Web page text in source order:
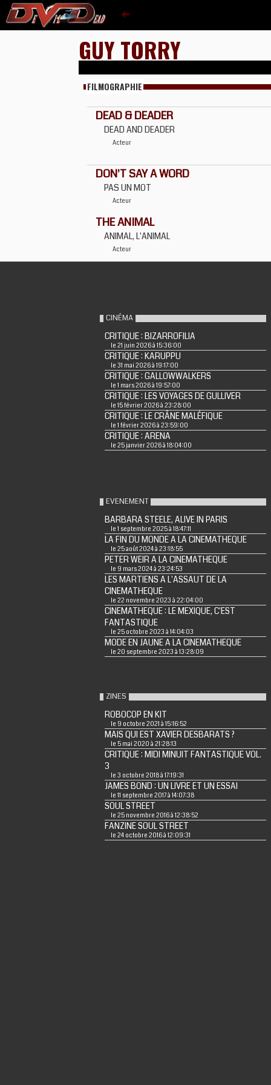
GUY TORRY
FILMOGRAPHIE
DEAD & DEADER
DEAD AND DEADER
Acteur
DON'T SAY A WORD
PAS UN MOT
Acteur
THE ANIMAL
ANIMAL, L'ANIMAL
Acteur
CINÉMA
CRITIQUE : BIZARROFILIA
le 21 juin 2026 à 15:36:00
CRITIQUE : KARUPPU
le 31 mai 2026 à 19:17:00
CRITIQUE : GALLOWWALKERS
le 1 mars 2026 à 19:57:00
CRITIQUE : LES VOYAGES DE GULLIVER
le 15 février 2026 à 23:28:00
CRITIQUE : LE CRÂNE MALÉFIQUE
le 1 février 2026 à 23:59:00
CRITIQUE : ARENA
le 25 janvier 2026 à 18:04:00
EVENEMENT
BARBARA STEELE, ALIVE IN PARIS
le 1 septembre 2025 à 18:47:11
LA FIN DU MONDE A LA CINEMATHEQUE
le 25 août 2024 à 23:18:55
PETER WEIR A LA CINEMATHEQUE
le 9 mars 2024 à 23:24:53
LES MARTIENS A L'ASSAUT DE LA
CINEMATHEQUE
le 22 novembre 2023 à 22:04:00
CINEMATHEQUE : LE MEXIQUE, C'EST
FANTASTIQUE
le 25 octobre 2023 à 14:04:03
MODE EN JAUNE A LA CINEMATHEQUE
le 20 septembre 2023 à 13:28:09
ZINES
ROBOCOP EN KIT
le 9 octobre 2021 à 15:16:52
MAIS QUI EST XAVIER DESBARATS ?
le 5 mai 2020 à 21:28:13
CRITIQUE : MIDI MINUIT FANTASTIQUE VOL.
3
le 3 octobre 2018 à 17:19:31
JAMES BOND : UN LIVRE ET UN ESSAI
le 11 septembre 2017 à 14:07:38
SOUL STREET
le 25 novembre 2016 à 12:38:52
FANZINE SOUL STREET
le 24 octobre 2016 à 12:09:31